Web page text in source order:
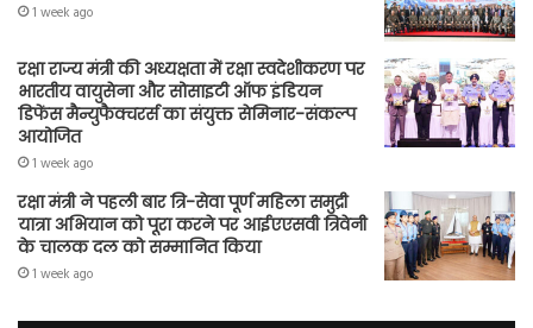
1 week ago
रक्षा राज्य मंत्री की अध्यक्षता में रक्षा स्वदेशीकरण पर
भारतीय वायुसेना और सोसाइटी ऑफ इंडियन
डिफेंस मैन्युफैक्चरर्स का संयुक्त सेमिनार-संकल्प
आयोजित
1 week ago
रक्षा मंत्री ने पहली बार त्रि-सेवा पूर्ण महिला समुद्री
यात्रा अभियान को पूरा करने पर आईएएसवी त्रिवेनी
के चालक दल को सम्मानित किया
1 week ago